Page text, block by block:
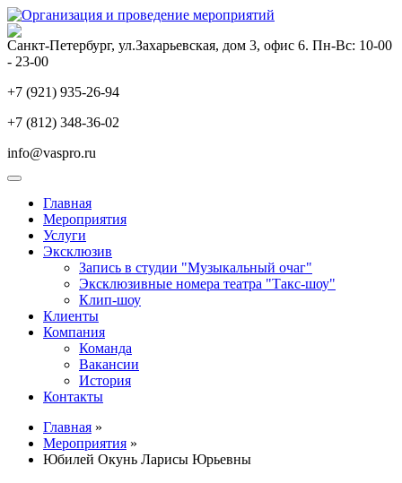
Санкт-Петербург, ул.Захарьевская, дом 3, офис 6. Пн-Вс: 10-00
- 23-00
+7 (921) 935-26-94
+7 (812) 348-36-02
info@vaspro.ru
Главная
Мероприятия
Услуги
Эксклюзив
Запись в студии "Музыкальный очаг"
Эксклюзивные номера театра "Такс-шоу"
Клип-шоу
Клиенты
Компания
Команда
Вакансии
История
Контакты
Главная »
Мероприятия »
Юбилей Окунь Ларисы Юрьевны